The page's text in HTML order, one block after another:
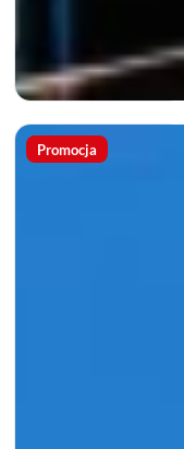
Promocja